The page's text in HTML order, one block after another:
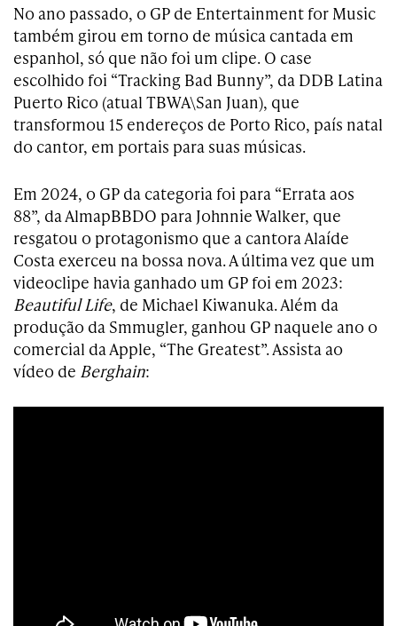
No ano passado, o GP de Entertainment for Music
também girou em torno de música cantada em
espanhol, só que não foi um clipe. O case
escolhido foi “Tracking Bad Bunny”, da DDB Latina
Puerto Rico (atual TBWA\San Juan), que
transformou 15 endereços de Porto Rico, país natal
do cantor, em portais para suas músicas.
Em 2024, o GP da categoria foi para “Errata aos
88”, da AlmapBBDO para Johnnie Walker, que
resgatou o protagonismo que a cantora Alaíde
Costa exerceu na bossa nova. A última vez que um
videoclipe havia ganhado um GP foi em 2023:
Beautiful Life, de Michael Kiwanuka. Além da
produção da Smmugler, ganhou GP naquele ano o
comercial da Apple, “The Greatest”. Assista ao
vídeo de Berghain: